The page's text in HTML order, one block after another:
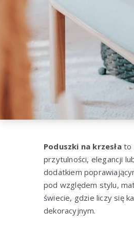
Poduszki na krzesłato
przytulności, elegancji
dodatkiem
pod względem stylu,
świecie, gdzie liczy się
dekoracyjnym.